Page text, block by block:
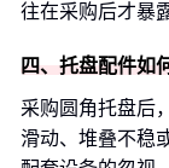
往在采购后才暴
四、托盘配件如
采购圆角托盘后
滑动、堆叠不稳